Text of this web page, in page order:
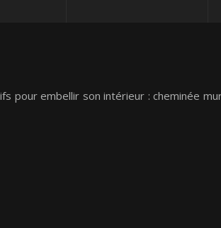
pour embellir son intérieur : cheminée